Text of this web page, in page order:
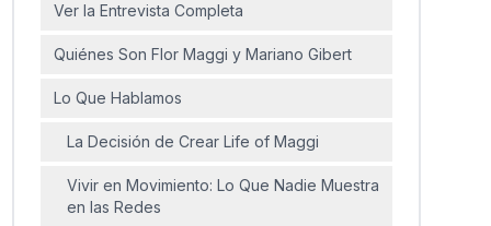
Ver la Entrevista Completa
Quiénes Son Flor Maggi y Mariano Gibert
Lo Que Hablamos
La Decisión de Crear Life of Maggi
Vivir en Movimiento: Lo Que Nadie Muestra
en las Redes